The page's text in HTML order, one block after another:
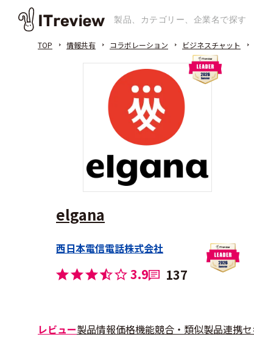
TOP 情報共有 コラボレーション ビジネスチャット
elgana
西日本電信電話株式会社
3.9 137
レビュー製品情報価格機能競合・類似製品連携